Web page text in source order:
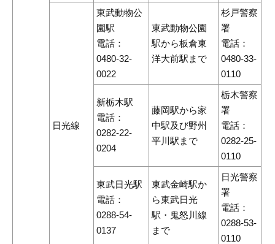
日光線
東武動物公
園駅
電話：
0480-32-
0022
東武動物公園
駅から板倉東
洋大前駅まで
杉戸警察
署
電話：
0480-33-
0110
新栃木駅
電話：
0282-22-
0204
藤岡駅から家
中駅及び野州
平川駅まで
栃木警察
署
電話：
0282-25-
0110
東武日光駅
電話：
0288-54-
0137
東武金崎駅か
ら東武日光
駅・鬼怒川線
まで
日光警察
署
電話：
0288-53-
0110